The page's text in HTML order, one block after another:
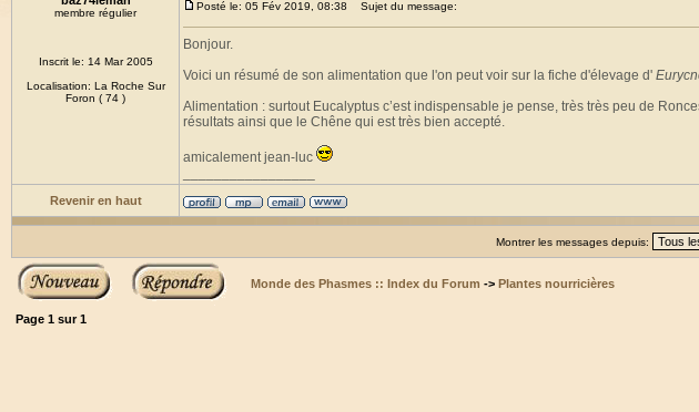
membre régulier
Inscrit le: 14 Mar 2005
Localisation: La Roche Sur
Foron ( 74 )
Posté le: 05 Fév 2019, 08:38 Sujet du message:
Bonjour.
Voici un résumé de son alimentation que l'on peut voir sur la fiche d'élevage d'
Alimentation : surtout Eucalyptus c’est indispensable je pense, très très peu de
résultats ainsi que le Chêne qui est très bien accepté.
amicalement jean-luc
Revenir en haut
Montrer les messages depuis:
Monde des Phasmes :: Index du Forum -> Plantes nourricières
Page 1 sur1